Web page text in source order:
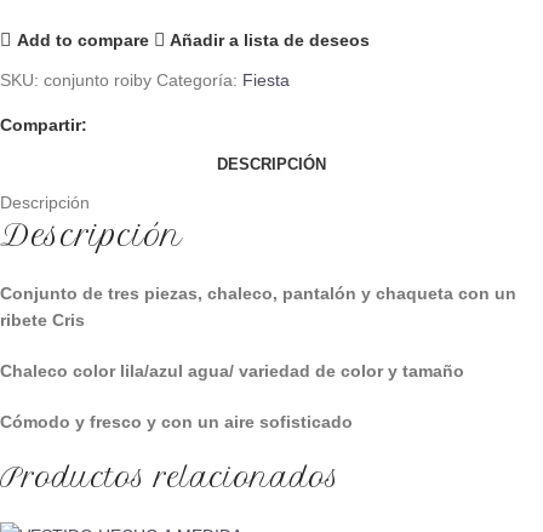
Add to compare Añadir a lista de deseos
SKU: conjunto roiby Categoría: Fiesta
Compartir:
DESCRIPCIÓN
Descripción
Descripción
Conjunto de tres piezas, chaleco, pantalón y chaqueta con un
ribete Cris
Chaleco color lila/azul agua/ variedad de color y tamaño
Cómodo y fresco y con un aire sofisticado
Productos relacionados